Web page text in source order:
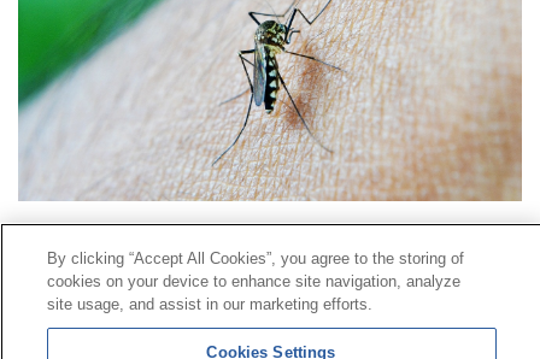
Liña Universal 900 203 203|Zona Privada Comisión de
Prestacións Especiais|Zona Privada Provedor Sanitario
By clicking “Accept All Cookies”, you agree to the storing of
cookies on your device to enhance site navigation, analyze
site usage, and assist in our marketing efforts.
Cookies Settings